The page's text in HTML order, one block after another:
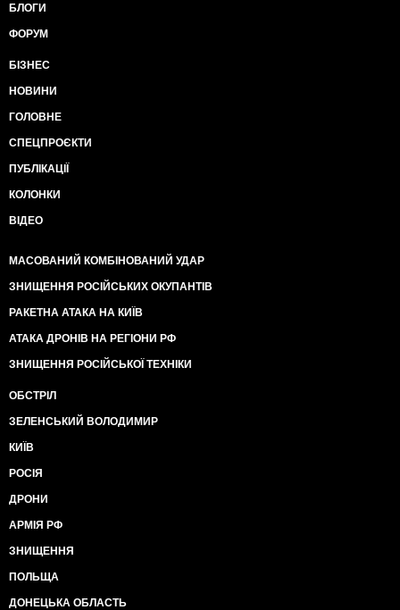
БЛОГИ
ФОРУМ
БІЗНЕС
НОВИНИ
ГОЛОВНЕ
СПЕЦПРОЄКТИ
ПУБЛІКАЦІЇ
КОЛОНКИ
ВІДЕО
МАСОВАНИЙ КОМБІНОВАНИЙ УДАР
ЗНИЩЕННЯ РОСІЙСЬКИХ ОКУПАНТІВ
РАКЕТНА АТАКА НА КИЇВ
АТАКА ДРОНІВ НА РЕГІОНИ РФ
ЗНИЩЕННЯ РОСІЙСЬКОЇ ТЕХНІКИ
ОБСТРІЛ
ЗЕЛЕНСЬКИЙ ВОЛОДИМИР
КИЇВ
РОСІЯ
ДРОНИ
АРМІЯ РФ
ЗНИЩЕННЯ
ПОЛЬЩА
ДОНЕЦЬКА ОБЛАСТЬ